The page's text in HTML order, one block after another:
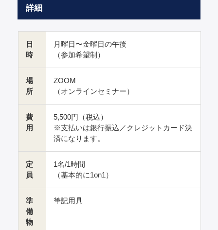
詳細
日
時
月曜日〜金曜日の午後
（参加希望制）
場
所
ZOOM
（オンラインセミナー）
費
用
5,500円（税込）
※支払いは銀行振込／クレジットカード決
済になります。
定
員
1名/1時間
（基本的に1on1）
準
備
物
筆記用具